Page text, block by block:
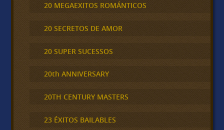
20 MEGAEXITOS ROMÁNTICOS
20 SECRETOS DE AMOR
20 SUPER SUCESSOS
20th ANNIVERSARY
20TH CENTURY MASTERS
23 ÉXITOS BAILABLES